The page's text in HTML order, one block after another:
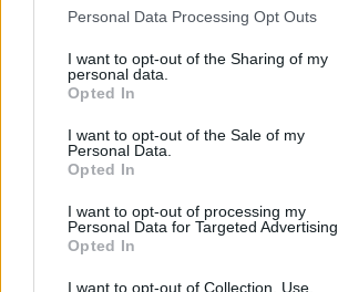
Personal Data Processing Opt Outs
I want to opt-out of the Sharing of my
personal data.
Opted In
I want to opt-out of the Sale of my
Personal Data.
Opted In
I want to opt-out of processing my
Personal Data for Targeted Advertising.
Opted In
I want to opt-out of Collection, Use,